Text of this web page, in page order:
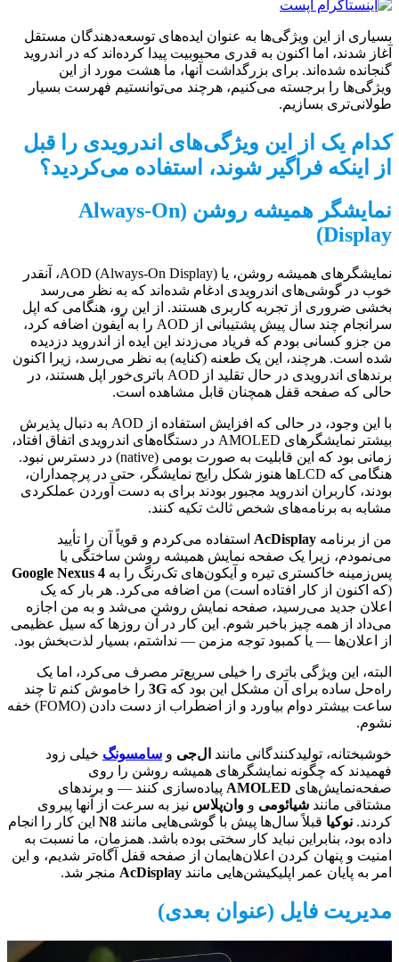
بسیاری از این ویژگی‌ها به عنوان ایده‌های توسعه‌دهندگان مستقل
آغاز شدند، اما اکنون به قدری محبوبیت پیدا کرده‌اند که در اندروید
گنجانده شده‌اند. برای بزرگداشت آنها، ما هشت مورد از این
ویژگی‌ها را برجسته می‌کنیم، هرچند می‌توانستیم فهرست بسیار
طولانی‌تری بسازیم.
کدام یک از این ویژگی‌های اندرویدی را قبل
از اینکه فراگیر شوند، استفاده می‌کردید؟
نمایشگر همیشه روشن (Always-On
Display)
نمایشگرهای همیشه روشن، یا AOD (Always-On Display)، آنقدر
خوب در گوشی‌های اندرویدی ادغام شده‌اند که به نظر می‌رسد
بخشی ضروری از تجربه کاربری هستند. از این رو، هنگامی که اپل
سرانجام چند سال پیش پشتیبانی از AOD را به آیفون اضافه کرد،
من جزو کسانی بودم که فریاد می‌زدند این ایده از اندروید دزدیده
شده است. هرچند، این یک طعنه (کنایه) به نظر می‌رسد، زیرا اکنون
برندهای اندرویدی در حال تقلید از AOD باتری‌خور اپل هستند، در
حالی که صفحه قفل همچنان قابل مشاهده است.
با این وجود، در حالی که افزایش استفاده از AOD به دنبال پذیرش
بیشتر نمایشگرهای AMOLED در دستگاه‌های اندرویدی اتفاق افتاد،
زمانی بود که این قابلیت به صورت بومی (native) در دسترس نبود.
هنگامی که LCDها هنوز شکل رایج نمایشگر، حتی در پرچمداران،
بودند، کاربران اندروید مجبور بودند برای به دست آوردن عملکردی
مشابه به برنامه‌های شخص ثالث تکیه کنند.
من از برنامه AcDisplay استفاده می‌کردم و قویاً آن را تأیید
می‌نمودم، زیرا یک صفحه نمایش همیشه روشن ساختگی با
پس‌زمینه خاکستری تیره و آیکون‌های تک‌رنگ را به Google Nexus 4
(که اکنون از کار افتاده است) من اضافه می‌کرد. هر بار که یک
اعلان جدید می‌رسید، صفحه نمایش روشن می‌شد و به من اجازه
می‌داد از همه چیز باخبر شوم. این کار در آن روزها که سیل عظیمی
از اعلان‌ها — یا کمبود توجه مزمن — نداشتم، بسیار لذت‌بخش بود.
البته، این ویژگی باتری را خیلی سریع‌تر مصرف می‌کرد، اما یک
راه‌حل ساده برای آن مشکل این بود که 3G را خاموش کنم تا چند
ساعت بیشتر دوام بیاورد و از اضطراب از دست دادن (FOMO) خفه
نشوم.
خوشبختانه، تولیدکنندگانی مانند ال‌جی و سامسونگ خیلی زود
فهمیدند که چگونه نمایشگرهای همیشه روشن را روی
صفحه‌نمایش‌های AMOLED پیاده‌سازی کنند — و برندهای
مشتاقی مانند شیائومی و وان‌پلاس نیز به سرعت از آنها پیروی
کردند. نوکیا قبلاً سال‌ها پیش با گوشی‌هایی مانند N8 این کار را انجام
داده بود، بنابراین نباید کار سختی بوده باشد. همزمان، ما نسبت به
امنیت و پنهان کردن اعلان‌هایمان از صفحه قفل آگاه‌تر شدیم، و این
امر به پایان عمر اپلیکیشن‌هایی مانند AcDisplay منجر شد.
مدیریت فایل (عنوان بعدی)